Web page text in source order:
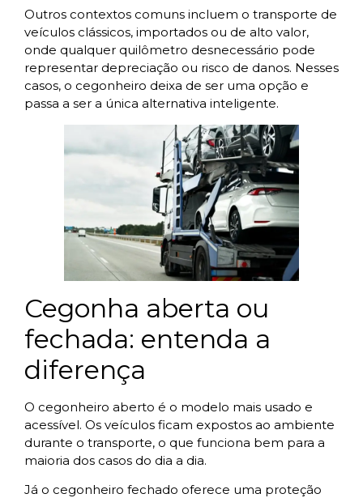
Outros contextos comuns incluem o transporte de
veículos clássicos, importados ou de alto valor,
onde qualquer quilômetro desnecessário pode
representar depreciação ou risco de danos. Nesses
casos, o cegonheiro deixa de ser uma opção e
passa a ser a única alternativa inteligente.
Cegonha aberta ou
fechada: entenda a
diferença
O cegonheiro aberto é o modelo mais usado e
acessível. Os veículos ficam expostos ao ambiente
durante o transporte, o que funciona bem para a
maioria dos casos do dia a dia.
Já o cegonheiro fechado oferece uma proteção